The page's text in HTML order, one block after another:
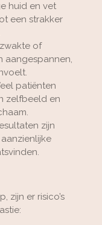
huid en vet
een strakker
of
aangespannen,
patiënten
zelfbeeld en
zijn
zijn er risico’s